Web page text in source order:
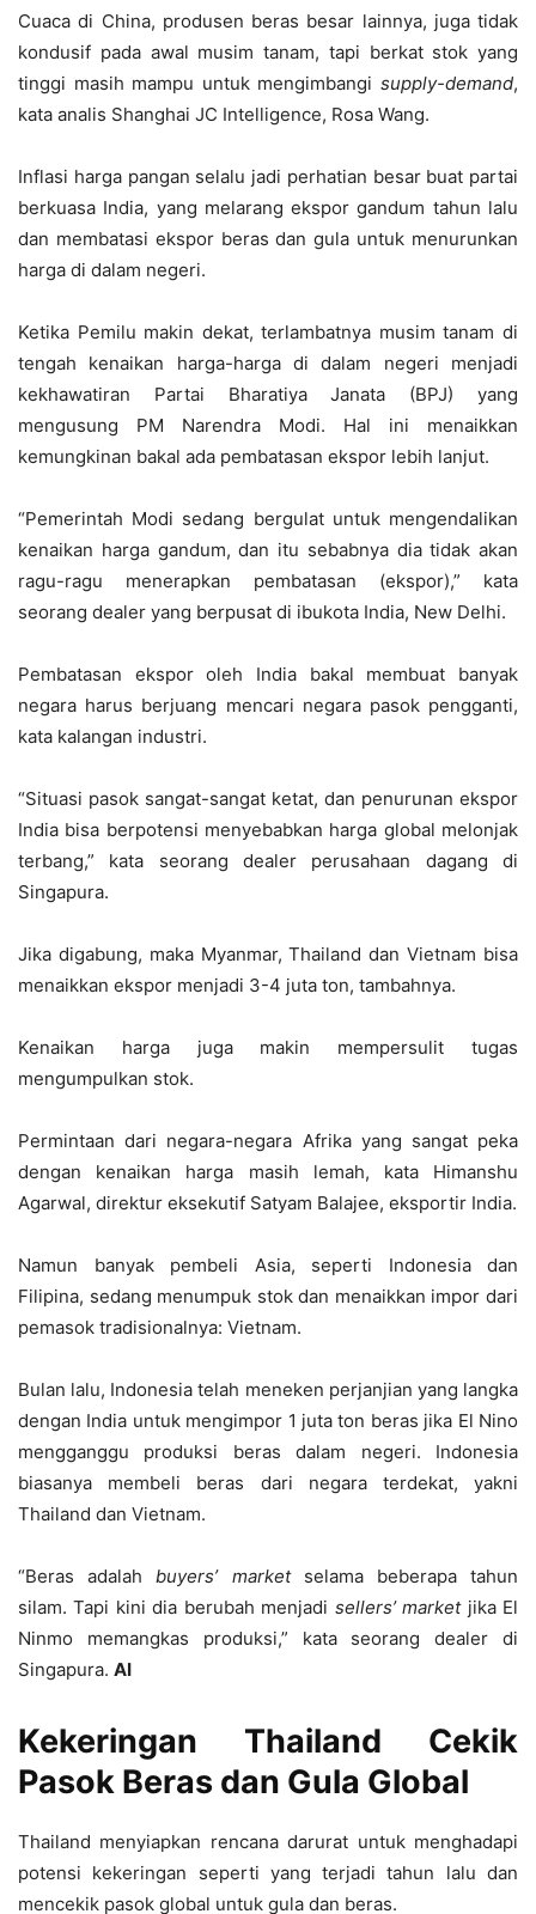
Cuaca di China, produsen beras besar lainnya, juga tidak
kondusif pada awal musim tanam, tapi berkat stok yang
tinggi masih mampu untuk mengimbangi supply-demand,
kata analis Shanghai JC Intelligence, Rosa Wang.
Inflasi harga pangan selalu jadi perhatian besar buat partai
berkuasa India, yang melarang ekspor gandum tahun lalu
dan membatasi ekspor beras dan gula untuk menurunkan
harga di dalam negeri.
Ketika Pemilu makin dekat, terlambatnya musim tanam di
tengah kenaikan harga-harga di dalam negeri menjadi
kekhawatiran Partai Bharatiya Janata (BPJ) yang
mengusung PM Narendra Modi. Hal ini menaikkan
kemungkinan bakal ada pembatasan ekspor lebih lanjut.
“Pemerintah Modi sedang bergulat untuk mengendalikan
kenaikan harga gandum, dan itu sebabnya dia tidak akan
ragu-ragu menerapkan pembatasan (ekspor),” kata
seorang dealer yang berpusat di ibukota India, New Delhi.
Pembatasan ekspor oleh India bakal membuat banyak
negara harus berjuang mencari negara pasok pengganti,
kata kalangan industri.
“Situasi pasok sangat-sangat ketat, dan penurunan ekspor
India bisa berpotensi menyebabkan harga global melonjak
terbang,” kata seorang dealer perusahaan dagang di
Singapura.
Jika digabung, maka Myanmar, Thailand dan Vietnam bisa
menaikkan ekspor menjadi 3-4 juta ton, tambahnya.
Kenaikan harga juga makin mempersulit tugas
mengumpulkan stok.
Permintaan dari negara-negara Afrika yang sangat peka
dengan kenaikan harga masih lemah, kata Himanshu
Agarwal, direktur eksekutif Satyam Balajee, eksportir India.
Namun banyak pembeli Asia, seperti Indonesia dan
Filipina, sedang menumpuk stok dan menaikkan impor dari
pemasok tradisionalnya: Vietnam.
Bulan lalu, Indonesia telah meneken perjanjian yang langka
dengan India untuk mengimpor 1 juta ton beras jika El Nino
mengganggu produksi beras dalam negeri. Indonesia
biasanya membeli beras dari negara terdekat, yakni
Thailand dan Vietnam.
“Beras adalahbuyers’ marketselama beberapa tahun
silam. Tapi kini dia berubah menjadi sellers’ marketjika El
Ninmo memangkas produksi,” kata seorang dealer di
Singapura. AI
Kekeringan Thailand Cekik
Pasok Beras dan Gula Global
Thailand menyiapkan rencana darurat untuk menghadapi
potensi kekeringan seperti yang terjadi tahun lalu dan
mencekik pasok global untuk gula dan beras.